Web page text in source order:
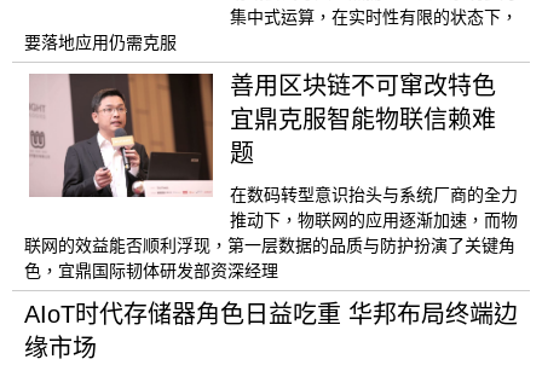
集中式运算，在实时性有限的状态下，
要落地应用仍需克服
善用区块链不可窜改特色
宜鼎克服智能物联信赖难
题
在数码转型意识抬头与系统厂商的全力
推动下，物联网的应用逐渐加速，而物
联网的效益能否顺利浮现，第一层数据的品质与防护扮演了关键角
色，宜鼎国际韧体研发部资深经理
AIoT时代存储器角色日益吃重 华邦布局终端边
缘市场